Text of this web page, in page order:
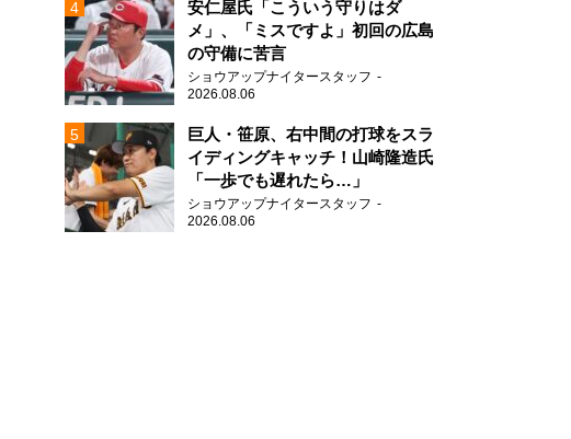
安仁屋氏「こういう守りはダ
メ」、「ミスですよ」初回の広島
の守備に苦言
ショウアップナイタースタッフ
2026.08.06
巨人・笹原、右中間の打球をスラ
イディングキャッチ！山崎隆造氏
「一歩でも遅れたら…」
ショウアップナイタースタッフ
2026.08.06